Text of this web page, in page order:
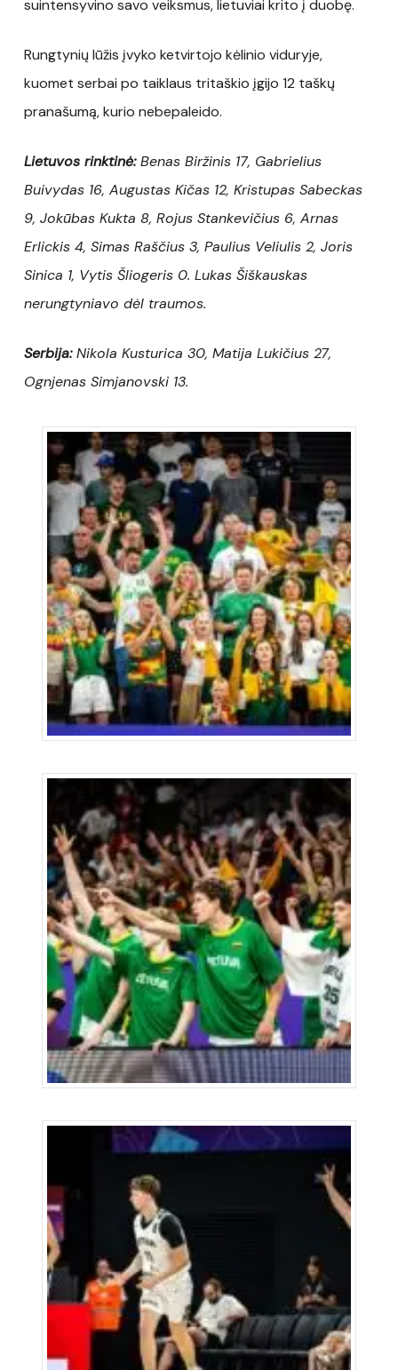
suintensyvino savo veiksmus, lietuviai krito į duobę.
Rungtynių lūžis įvyko ketvirtojo kėlinio viduryje,
kuomet serbai po taiklaus tritaškio įgijo 12 taškų
pranašumą, kurio nebepaleido.
Lietuvos rinktinė:Benas Biržinis 17, Gabrielius
Buivydas 16, Augustas Kičas 12, Kristupas Sabeckas
9, Jokūbas Kukta 8, Rojus Stankevičius 6, Arnas
Erlickis 4, Simas Raščius 3, Paulius Veliulis 2, Joris
Sinica 1, Vytis Šliogeris 0. Lukas Šiškauskas
nerungtyniavo dėl traumos.
Serbija:Nikola Kusturica 30, Matija Lukičius 27,
Ognjenas Simjanovski 13.